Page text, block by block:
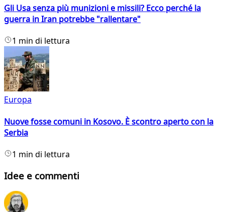
Gli Usa senza più munizioni e missili? Ecco perché la
guerra in Iran potrebbe "rallentare"
1 min di lettura
Europa
Nuove fosse comuni in Kosovo. È scontro aperto con la
Serbia
1 min di lettura
Idee e commenti